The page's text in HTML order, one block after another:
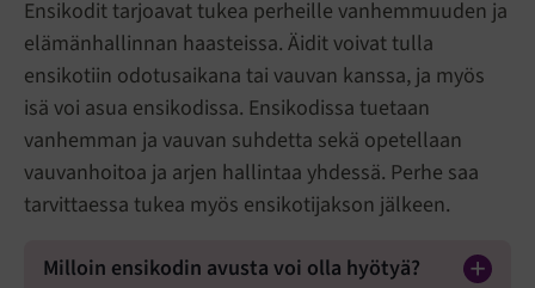
Ensikodit tarjoavat tukea perheille vanhemmuuden ja
elämänhallinnan haasteissa. Äidit voivat tulla
ensikotiin odotusaikana tai vauvan kanssa, ja myös
isä voi asua ensikodissa. Ensikodissa tuetaan
vanhemman ja vauvan suhdetta sekä opetellaan
vauvanhoitoa ja arjen hallintaa yhdessä. Perhe saa
tarvittaessa tukea myös ensikotijakson jälkeen.
Milloin ensikodin avusta voi olla hyötyä?